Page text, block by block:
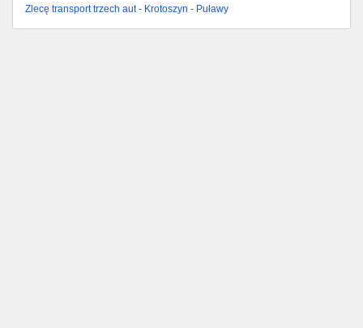
Zlecę transport trzech aut - Krotoszyn - Puławy